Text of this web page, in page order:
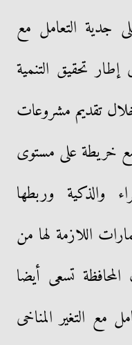
جدية التعامل مع
إطار تحقيق التنمية
تقديم مشروعات
خريطة على مستوى
والذكية وربطها
اللازمة لها من
تسعى أيضا
مع التغير المناخى